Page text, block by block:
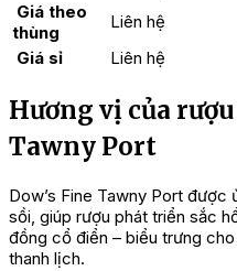
Giá theo
thùng
Liên hệ
Giá sỉ
Liên hệ
Hương vị của
Tawny Port
Dow’s Fine Tawny Port được
sồi, giúp rượu phát triển sắc
đồng cổ điển – biểu trưng
thanh lịch.